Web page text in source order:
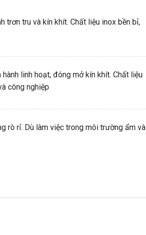
trơn tru và kín khít. Chất liệu inox bền bỉ,
linh hoạt, đóng mở kín khít. Chất liệu
công nghiệp
rò rỉ. Dù làm việc trong môi trường ẩm và